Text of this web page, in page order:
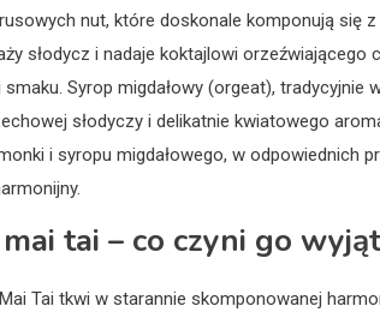
nut, które doskonale komponują się
słodycz i nadaje koktajlowi
Syrop migdałowy (orgeat), tradycyjnie
słodyczy i delikatnie kwiatowego
i syropu migdałowego, w odpowiednich
tai – co czyni go
Tai tkwi w starannie skomponowanej